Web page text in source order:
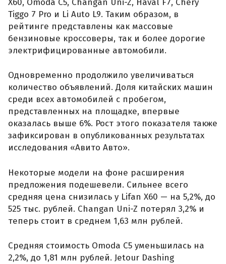
X60, Omoda C5, Changan Uni-Z, Haval F7, Chery
Tiggo 7 Pro и Li Auto L9. Таким образом, в
рейтинге представлены как массовые
бензиновые кроссоверы, так и более дорогие
электрифицированные автомобили.
Одновременно продолжило увеличиваться
количество объявлений. Доля китайских машин
среди всех автомобилей с пробегом,
представленных на площадке, впервые
оказалась выше 6%. Рост этого показателя также
зафиксирован в опубликованных результатах
исследования «Авито Авто».
Некоторые модели на фоне расширения
предложения подешевели. Сильнее всего
средняя цена снизилась у Lifan X60 — на 5,2%, до
525 тыс. рублей. Changan Uni-Z потерял 3,2% и
теперь стоит в среднем 1,63 млн рублей.
Средняя стоимость Omoda C5 уменьшилась на
2,2%, до 1,81 млн рублей. Jetour Dashing